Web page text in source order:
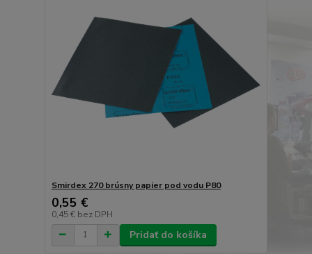
Smirdex 270 brúsny papier pod vodu P80
0,55 €
0,45 € bez DPH
Pridať do košíka